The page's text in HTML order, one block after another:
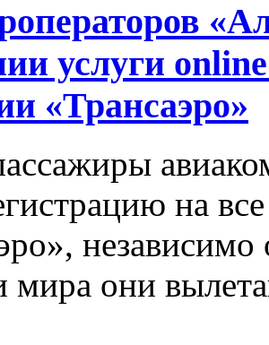
услуги
«Трансаэро»
на
независимо
мира они